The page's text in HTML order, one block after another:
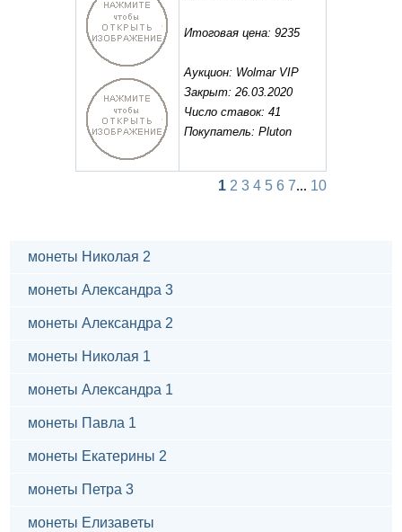
Итоговая цена: 9235
Аукцион: Wolmar VIP
Закрыт: 26.03.2020
Число ставок: 41
Покупатель: Pluton
1 2 3 4 5 6 7... 10
монеты Николая 2
монеты Александра 3
монеты Александра 2
монеты Николая 1
монеты Александра 1
монеты Павла 1
монеты Екатерины 2
монеты Петра 3
монеты Елизаветы